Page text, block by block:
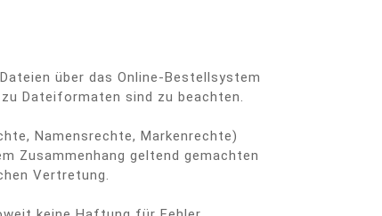
über das Online-Bestellsystem
Dateiformaten sind zu beachten.
Namensrechte, Markenrechte)
Zusammenhang geltend gemachten
Vertretung.